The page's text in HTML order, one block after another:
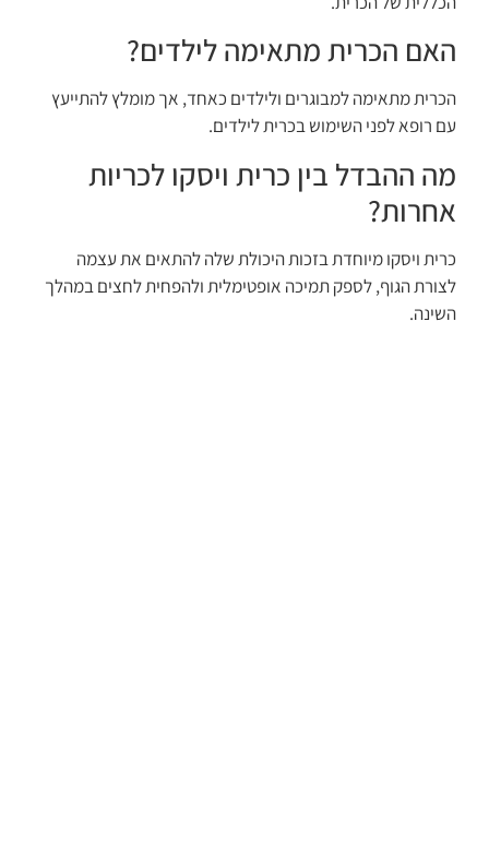
האם הכרית מתאימה לילדים?
הכרית מתאימה למבוגרים ולילדים כאחד, אך מומלץ להתייעץ
עם רופא לפני השימוש בכרית לילדים.
מה ההבדל בין כרית ויסקו לכריות
אחרות?
כרית ויסקו מיוחדת בזכות היכולת שלה להתאים את עצמה
לצורת הגוף, לספק תמיכה אופטימלית ולהפחית לחצים במהלך
השינה.